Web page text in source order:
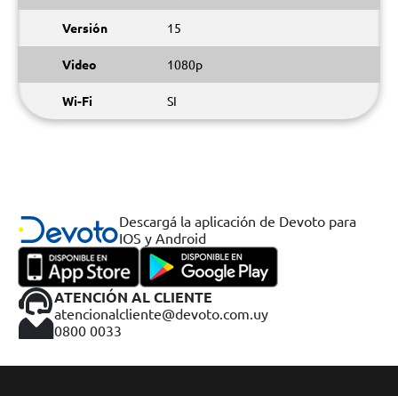
Versión 15
Video 1080p
Wi-Fi SI
Descargá la aplicación de Devoto para
IOS y Android
ATENCIÓN AL CLIENTE
atencionalcliente@devoto.com.uy
0800 0033